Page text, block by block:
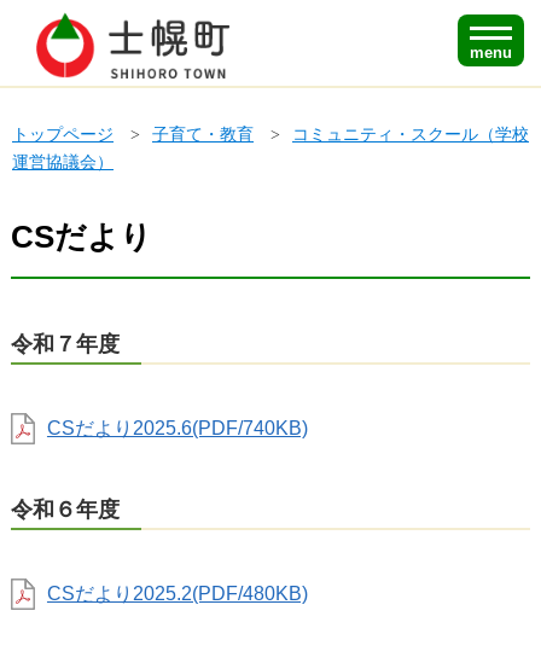
menu
トップページ 子育て・教育
コミュニティ・スクール（学校
運営協議会）
CSだより
令和７年度
CSだより2025.6(PDF/740KB)
令和６年度
CSだより2025.2(PDF/480KB)